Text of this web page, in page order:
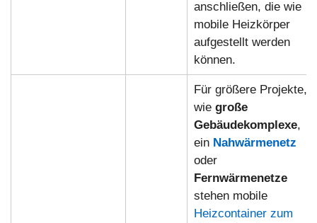
anschließen, die wie
mobile Heizkörper
aufgestellt werden
können.
Für größere Projekte,
wie große
Gebäudekomplexe,
ein Nahwärmenetz
oder
Fernwärmenetze
stehen mobile
Heizcontainer zum